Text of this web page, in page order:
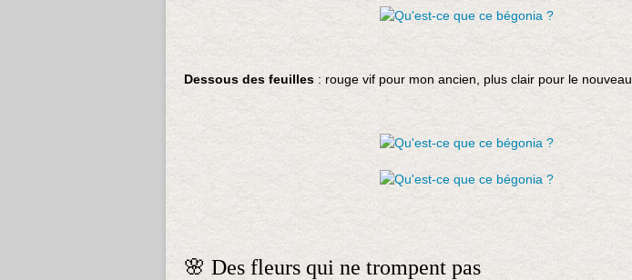
Dessous des feuilles : rouge vif pour mon ancien, plus clair pour le nouveau.
🌸 Des fleurs qui ne trompent pas